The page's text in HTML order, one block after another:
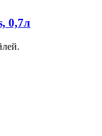
0,7л